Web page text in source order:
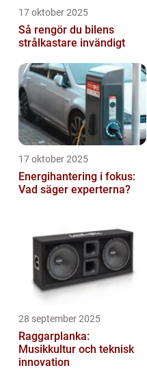
17 oktober 2025
Så rengör du bilens
strålkastare invändigt
17 oktober 2025
Energihantering i fokus:
Vad säger experterna?
28 september 2025
Raggarplanka:
Musikkultur och teknisk
innovation